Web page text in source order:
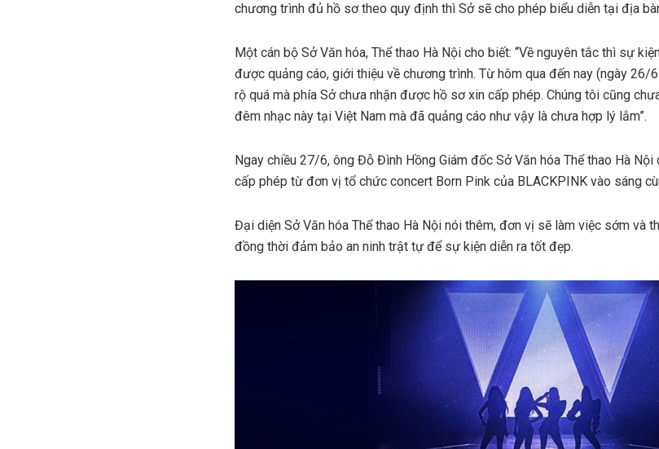
chương trình đủ hồ sơ theo quy định thì Sở sẽ cho phép biểu diễn tại địa
Một cán bộ Sở Văn hóa, Thể thao Hà Nội cho biết: “Về nguyên tắc thì sự
được quảng cáo, giới thiệu về chương trình. Từ hôm qua đến nay (ngày
rộ quá mà phía Sở chưa nhận được hồ sơ xin cấp phép. Chúng tôi cũng
đêm nhạc này tại Việt Nam mà đã quảng cáo như vậy là chưa hợp lý lắm”.
Ngay chiều 27/6, ông Đỗ Đình Hồng Giám đốc Sở Văn hóa Thể thao Hà
cấp phép từ đơn vị tổ chức concert Born Pink của BLACKPINK vào sáng
Đại diện Sở Văn hóa Thể thao Hà Nội nói thêm, đơn vị sẽ làm việc sớm và
đồng thời đảm bảo an ninh trật tự để sự kiện diễn ra tốt đẹp.